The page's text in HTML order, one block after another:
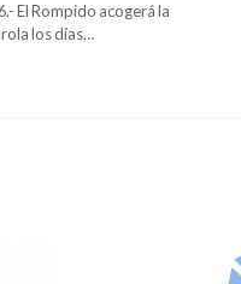
El Rompido acogerá la
los días…